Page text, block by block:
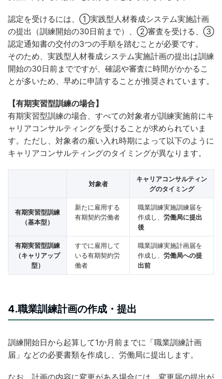
認定を受けるには、①実践型人材養成システム実施計画
の提出（訓練開始の30日前まで）、②審査を受ける、③
認定通知書の交付の3つの手順を踏むことが必要です。
そのため、実践型人材養成システム実施計画の提出は訓練
開始の30日前までですが、確認や審査に時間がかかるこ
とが多いため、早めに申請することが推奨されています。
【有期実習型訓練の場合】
有期実習型訓練の場合、すべての対象者が訓練実施前にキ
ャリアコンサルティングを受けることが求められていま
す。ただし、対象者の雇い入れ時期によって以下のように
キャリアコンサルティングのタイミングが異なります。
対象者
キャリアコンサルティン
グのタイミング
有期実習型訓練
（基本型）
新たに雇用する
有期契約労働者
職業訓練実施訓練届を
作成し、 労働局に提出
後
有期実習型訓練
（キャリアップ
型）
すでに雇用して
いる有期契約労
働者
職業訓練実施計画届を
作成し、 労働局への提
出前
4.職業訓練計画の作成・提出
訓練開始日から起算して1か月前までに「職業訓練計画
届」などの必要書類を作成し、労働局に提出します。